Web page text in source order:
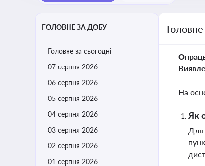
ГОЛОВНЕ ЗА ДОБУ
Головне за сьогодні
07 серпня 2026
06 серпня 2026
05 серпня 2026
04 серпня 2026
03 серпня 2026
02 серпня 2026
01 серпня 2026
На
Як
Для